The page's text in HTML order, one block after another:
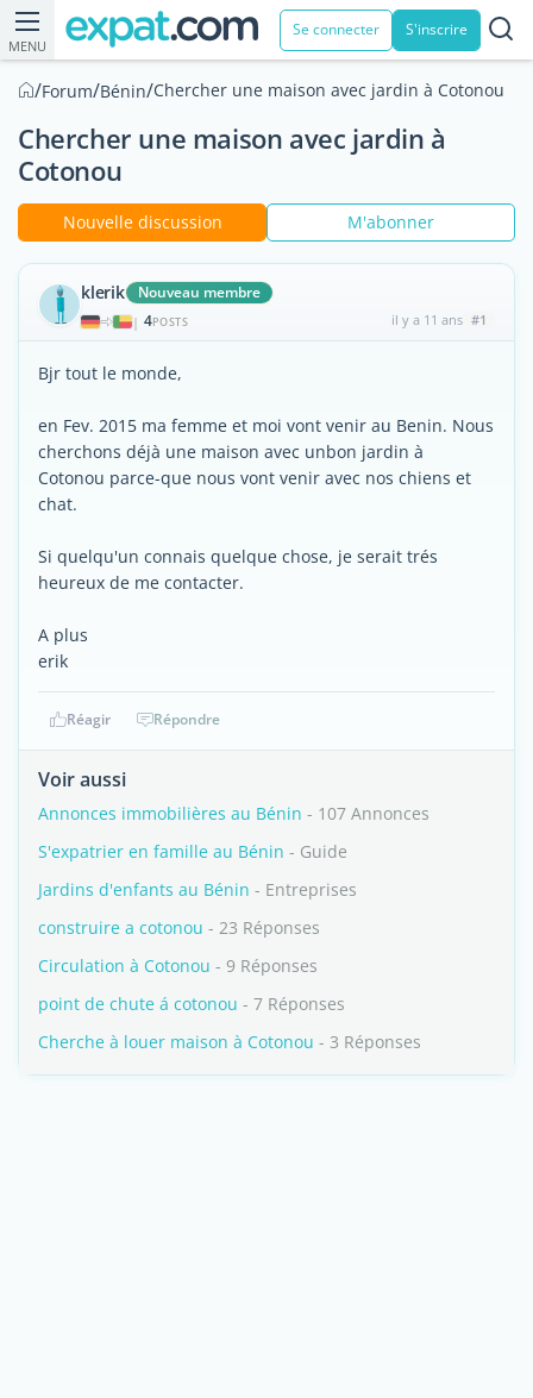
MENU
Se connecter S'inscrire
/Forum/Bénin/Chercher une maison avec jardin à Cotonou
Chercher une maison avec jardin à
Cotonou
Nouvelle discussion M'abonner
klerik Nouveau membre
| 4POSTS il y a 11 ans #1
Bjr tout le monde,
en Fev. 2015 ma femme et moi vont venir au Benin. Nous
cherchons déjà une maison avec unbon jardin à
Cotonou parce-que nous vont venir avec nos chiens et
chat.
Si quelqu'un connais quelque chose, je serait trés
heureux de me contacter.
A plus
erik
Réagir Répondre
Voir aussi
Annonces immobilières au Bénin - 107 Annonces
S'expatrier en famille au Bénin - Guide
Jardins d'enfants au Bénin - Entreprises
construire a cotonou - 23 Réponses
Circulation à Cotonou - 9 Réponses
point de chute á cotonou - 7 Réponses
Cherche à louer maison à Cotonou - 3 Réponses